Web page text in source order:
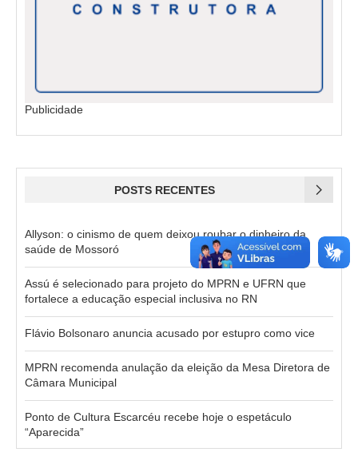
Publicidade
POSTS RECENTES
Allyson: o cinismo de quem deixou roubar o dinheiro da
saúde de Mossoró
Assú é selecionado para projeto do MPRN e UFRN que
fortalece a educação especial inclusiva no RN
Flávio Bolsonaro anuncia acusado por estupro como vice
MPRN recomenda anulação da eleição da Mesa Diretora de
Câmara Municipal
Ponto de Cultura Escarcéu recebe hoje o espetáculo
“Aparecida”